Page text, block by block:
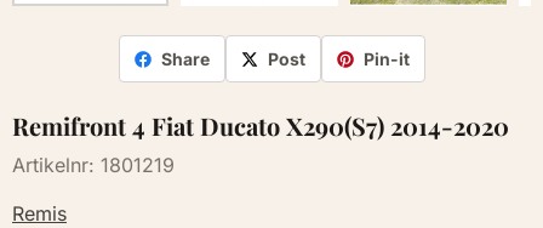
Share Post Pin-it
Remifront 4 Fiat Ducato X290(S7) 2014-2020
Artikelnr: 1801219
Remis